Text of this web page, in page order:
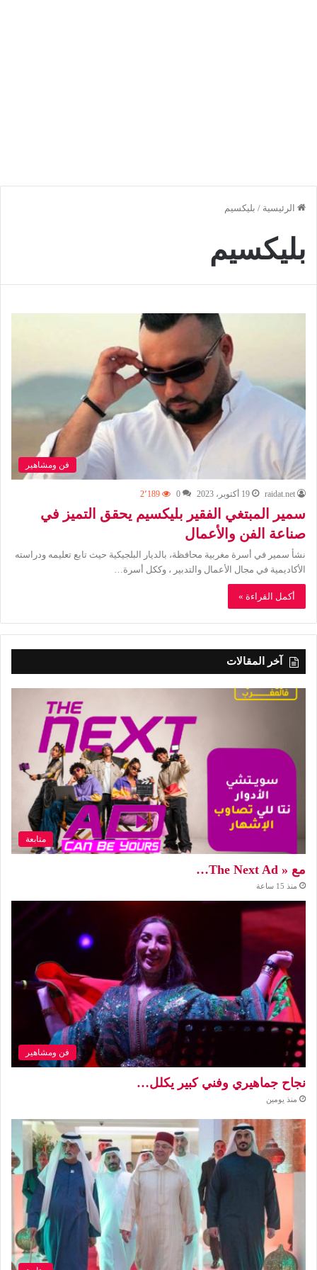
الرئيسية / بليكسيم
بليكسيم
فن ومشاهير
raidat.net 19 أكتوبر، 2023 0 2٬189
سمير المبتغي الفقير بليكسيم يحقق التميز في
صناعة الفن والأعمال
نشأ سمير في أسرة مغربية محافظة، بالديار البلجيكية حيث تابع تعليمه ودراسته
الأكاديمية في مجال الأعمال والتدبير ، وككل أسرة…
أكمل القراءة »
آخر المقالات
متابعة
مع « The Next Ad…
منذ 15 ساعة
فن ومشاهير
نجاح جماهيري وفني كبير يكلل…
منذ يومين